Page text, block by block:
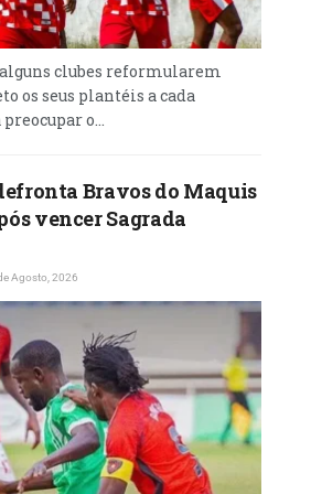
interna da
que o clube necessita de
administrativos e
gestão.
alguns clubes reformularem
os seus plantéis a cada
o...
Bravos do Maquis
vencer Sagrada
Agosto, 2026